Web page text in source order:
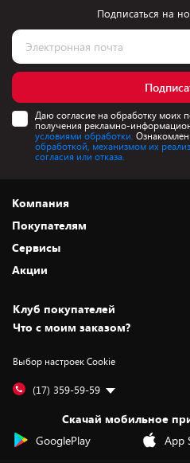
Подписаться на
Даю согласие на обработку моих
получения рекламно-
условиями обработки. Ознакомлен
обработкой, механизмом их
согласия или отказа.
Компания
О нас
Адреса магазинов
Новости
Статьи и обзоры
Вакансии
Дай пять добру!
Покупателям
Как сделать заказ
Оплата и доставка
Безналичный расчёт
Обмен и возврат товара
Обработка персональных данных
Подарочные карты
Сервисы
Установка техники
Для игровых консолей
Для мобильных устройств
Для компьютеров
Сервисные центры
Акции
Скидки и промокоды
Белорусские товары
Бонусы
Оплата частями
Новинки
Клуб покупателей
Что с моим заказом?
Выбор настроек Cookie
(17) 359-59-59
Скачай мобильное
GooglePlay
App